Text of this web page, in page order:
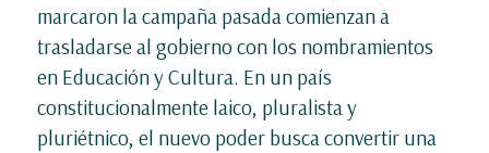
marcaron la campaña pasada comienzan a
trasladarse al gobierno con los nombramientos
en Educación y Cultura. En un país
constitucionalmente laico, pluralista y
pluriétnico, el nuevo poder busca convertir una